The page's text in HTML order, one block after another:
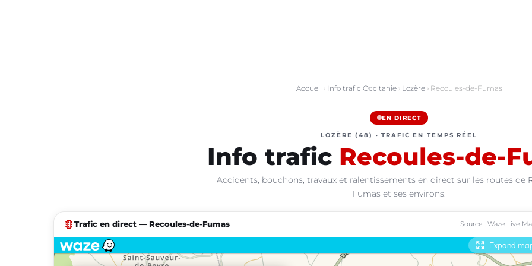
Accueil › Info trafic Occitanie› Lozère› Recoules-de-Fumas
EN DIRECT
LOZÈRE (48) · TRAFIC EN TEMPS RÉEL
Info trafic Recoules-de-
Accidents, bouchons, travaux et ralentissements en direct sur les routes de
Fumas et ses environs.
traffic Trafic en direct — Recoules-de-Fumas Source : Waze Live